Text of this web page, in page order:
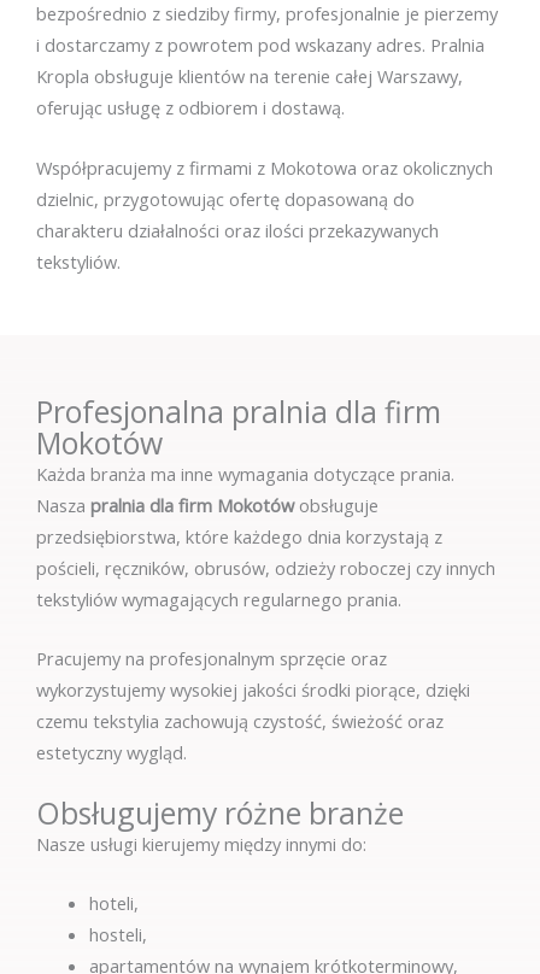
bezpośrednio z siedziby firmy, profesjonalnie je pierzemy
i dostarczamy z powrotem pod wskazany adres. Pralnia
Kropla obsługuje klientów na terenie całej Warszawy,
oferując usługę z odbiorem i dostawą.
Współpracujemy z firmami z Mokotowa oraz okolicznych
dzielnic, przygotowując ofertę dopasowaną do
charakteru działalności oraz ilości przekazywanych
tekstyliów.
Profesjonalna pralnia dla firm
Mokotów
Każda branża ma inne wymagania dotyczące prania.
Nasza pralnia dla firm Mokotówobsługuje
przedsiębiorstwa, które każdego dnia korzystają z
pościeli, ręczników, obrusów, odzieży roboczej czy innych
tekstyliów wymagających regularnego prania.
Pracujemy na profesjonalnym sprzęcie oraz
wykorzystujemy wysokiej jakości środki piorące, dzięki
czemu tekstylia zachowują czystość, świeżość oraz
estetyczny wygląd.
Obsługujemy różne branże
Nasze usługi kierujemy między innymi do:
hoteli,
hosteli,
apartamentów na wynajem krótkoterminowy,